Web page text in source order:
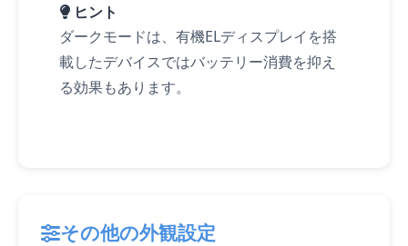
ヒント
ダークモードは、有機ELディスプレイを搭
載したデバイスではバッテリー消費を抑え
る効果もあります。
その他の外観設定